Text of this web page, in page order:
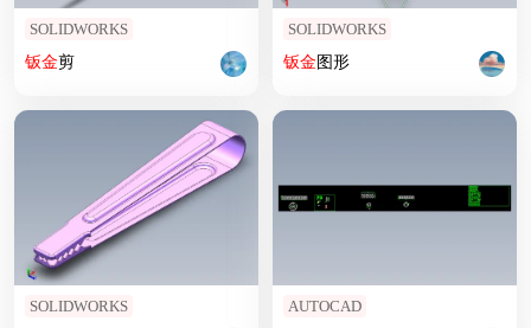
SOLIDWORKS
钣金剪
SOLIDWORKS
钣金图形
SOLIDWORKS AUTOCAD